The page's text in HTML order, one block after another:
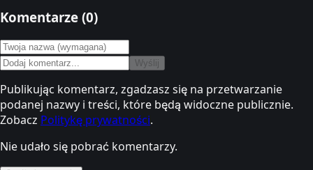
Komentarze (0)
Wyślij
Publikując komentarz, zgadzasz się na przetwarzanie
podanej nazwy i treści, które będą widoczne publicznie.
Zobacz Politykę prywatności.
Nie udało się pobrać komentarzy.